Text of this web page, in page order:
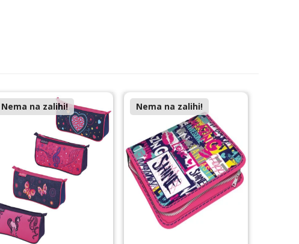
Nema na zalihi! Nema na zalihi!